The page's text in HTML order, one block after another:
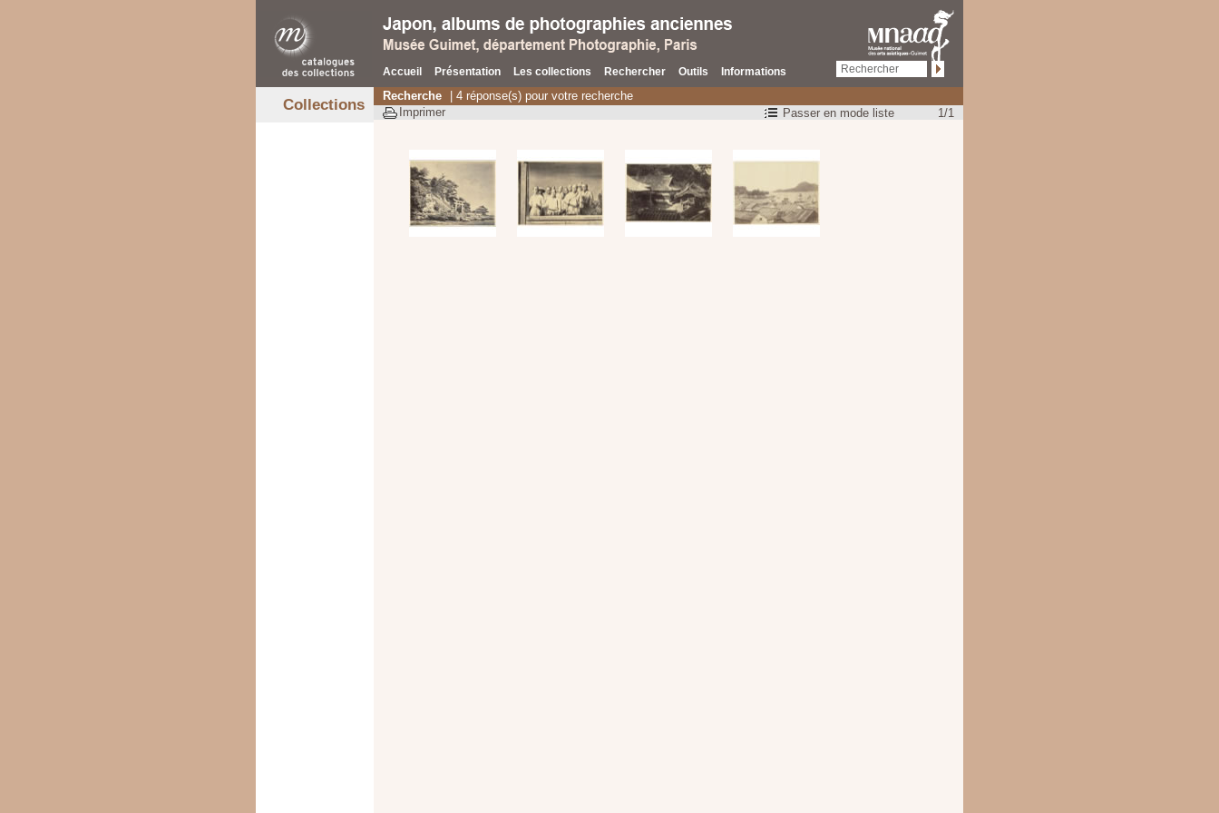
Accueil Présentation Les collections Rechercher Outils Informations
Collections
Recherche
| 4 réponse(s) pour votre recherche
1/1
Passer en mode liste
Imprimer